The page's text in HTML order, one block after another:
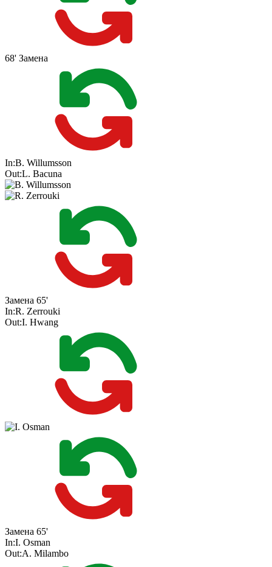
68' Замена
In:B. Willumsson
Out:L. Bacuna
Замена 65'
In:R. Zerrouki
Out:I. Hwang
Замена 65'
In:I. Osman
Out:A. Milambo